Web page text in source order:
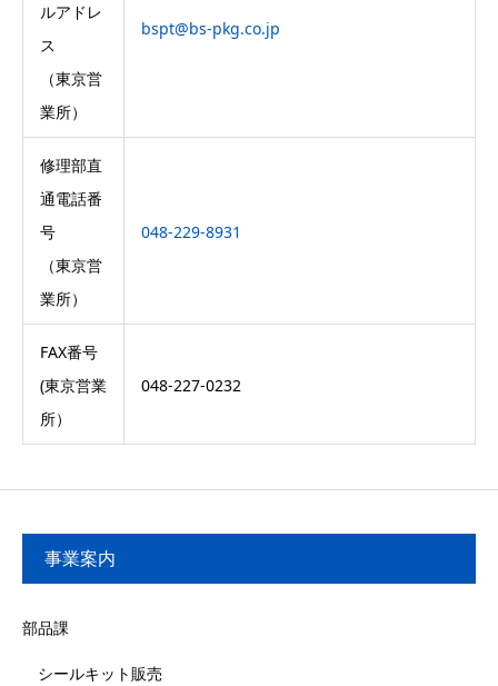
ルアドレ
ス
（東京営
業所）
bspt@bs-pkg.co.jp
修理部直
通電話番
号
（東京営
業所）
048-229-8931
FAX番号
(東京営業
所）
048-227-0232
事業案内
部品課
シールキット販売